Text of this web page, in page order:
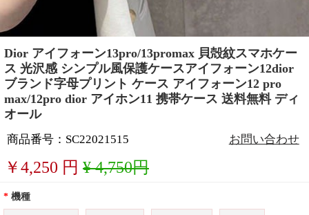
Dior アイフォーン13pro/13promax 貝殻紋スマホケー
ス 光沢感 シンプル風保護ケースアイフォーン12dior
ブランド字母プリント ケース アイフォーン12 pro
max/12pro dior アイホン11 携帯ケース 送料無料 ディ
オール
商品番号：SC22021515 お問い合わせ
￥4,250 円 ¥ 4,750円
* 機種